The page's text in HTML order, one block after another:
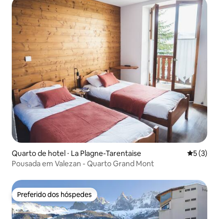
Quarto de hotel ⋅ La Plagne-Tarentaise 5 de
5 (3)
Pousada em Valezan - Quarto Grand Mont
Preferido dos hóspedes
Preferido dos hóspedes